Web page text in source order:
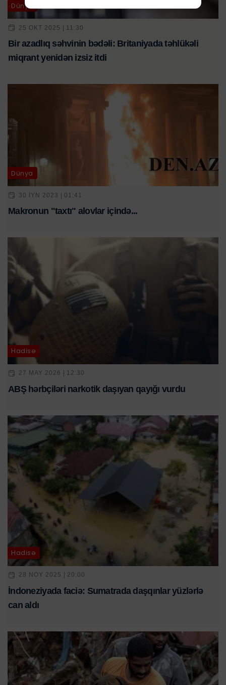
Dünya
25 OKT 2025 | 11:30
Bir azadlıq səhvinin bədəli: Britaniyada təhlükəli
miqrant yenidən izsiz itdi
Dünya
30 IYN 2023 | 01:41
Makronun "taxtı" alovlar içində...
Hadisə
27 MAY 2026 | 12:30
ABŞ hərbçiləri narkotik daşıyan qayığı vurdu
Hadisə
28 NOY 2025 | 20:00
İndoneziyada faciə: Sumatrada daşqınlar yüzlərlə
can aldı